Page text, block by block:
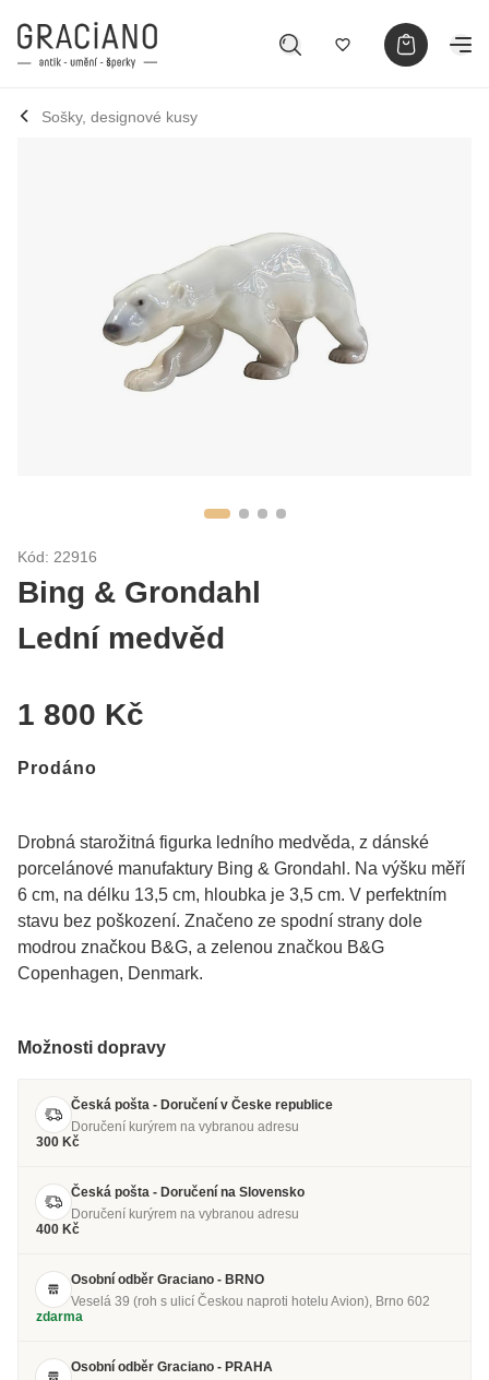
Sošky, designové kusy
Kód: 22916
Bing & Grondahl
Lední medvěd
1 800 Kč
Prodáno
Drobná starožitná figurka ledního medvěda, z dánské
porcelánové manufaktury Bing & Grondahl. Na výšku měří
6 cm, na délku 13,5 cm, hloubka je 3,5 cm. V perfektním
stavu bez poškození. Značeno ze spodní strany dole
modrou značkou B&G, a zelenou značkou B&G
Copenhagen, Denmark.
Možnosti dopravy
Česká pošta - Doručení v Česke republice
Doručení kurýrem na vybranou adresu
300 Kč
Česká pošta - Doručení na Slovensko
Doručení kurýrem na vybranou adresu
400 Kč
Osobní odběr Graciano - BRNO
Veselá 39 (roh s ulicí Českou naproti hotelu Avion), Brno 602
zdarma
Osobní odběr Graciano - PRAHA